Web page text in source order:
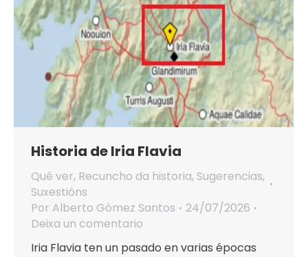
Historia de Iria Flavia
Qué ver, Recuncho da historia, Sugerencias,
Suxestións
Por Alberto Gómez Santos
24/07/2026
Deixa un comentario
Iria Flavia ten un pasado en varias épocas